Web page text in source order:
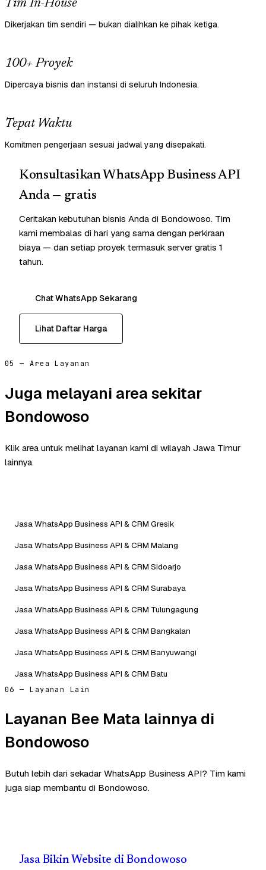
Tim In-House
Dikerjakan tim sendiri — bukan dialihkan ke pihak ketiga.
100+ Proyek
Dipercaya bisnis dan instansi di seluruh Indonesia.
Tepat Waktu
Komitmen pengerjaan sesuai jadwal yang disepakati.
Konsultasikan WhatsApp Business API
Anda — gratis
Ceritakan kebutuhan bisnis Anda di Bondowoso. Tim
kami membalas di hari yang sama dengan perkiraan
biaya — dan setiap proyek termasuk server gratis 1
tahun.
Chat WhatsApp Sekarang
Lihat Daftar Harga
05 — Area Layanan
Juga melayani area sekitar
Bondowoso
Klik area untuk melihat layanan kami di wilayah Jawa Timur
lainnya.
Jasa WhatsApp Business API & CRM Gresik
Jasa WhatsApp Business API & CRM Malang
Jasa WhatsApp Business API & CRM Sidoarjo
Jasa WhatsApp Business API & CRM Surabaya
Jasa WhatsApp Business API & CRM Tulungagung
Jasa WhatsApp Business API & CRM Bangkalan
Jasa WhatsApp Business API & CRM Banyuwangi
Jasa WhatsApp Business API & CRM Batu
06 — Layanan Lain
Layanan Bee Mata lainnya di
Bondowoso
Butuh lebih dari sekadar WhatsApp Business API? Tim kami
juga siap membantu di Bondowoso.
Jasa Bikin Website di Bondowoso